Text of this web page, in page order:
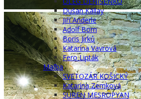
Dušan Kállay
Jiří Anderle
Adolf Born
Boris Jirků
Katarína Vavrová
Fero Lipták
Maľba
SVETOZÁR KOŠICKÝ
Katarína Zemková
SUREN MESROPYAN